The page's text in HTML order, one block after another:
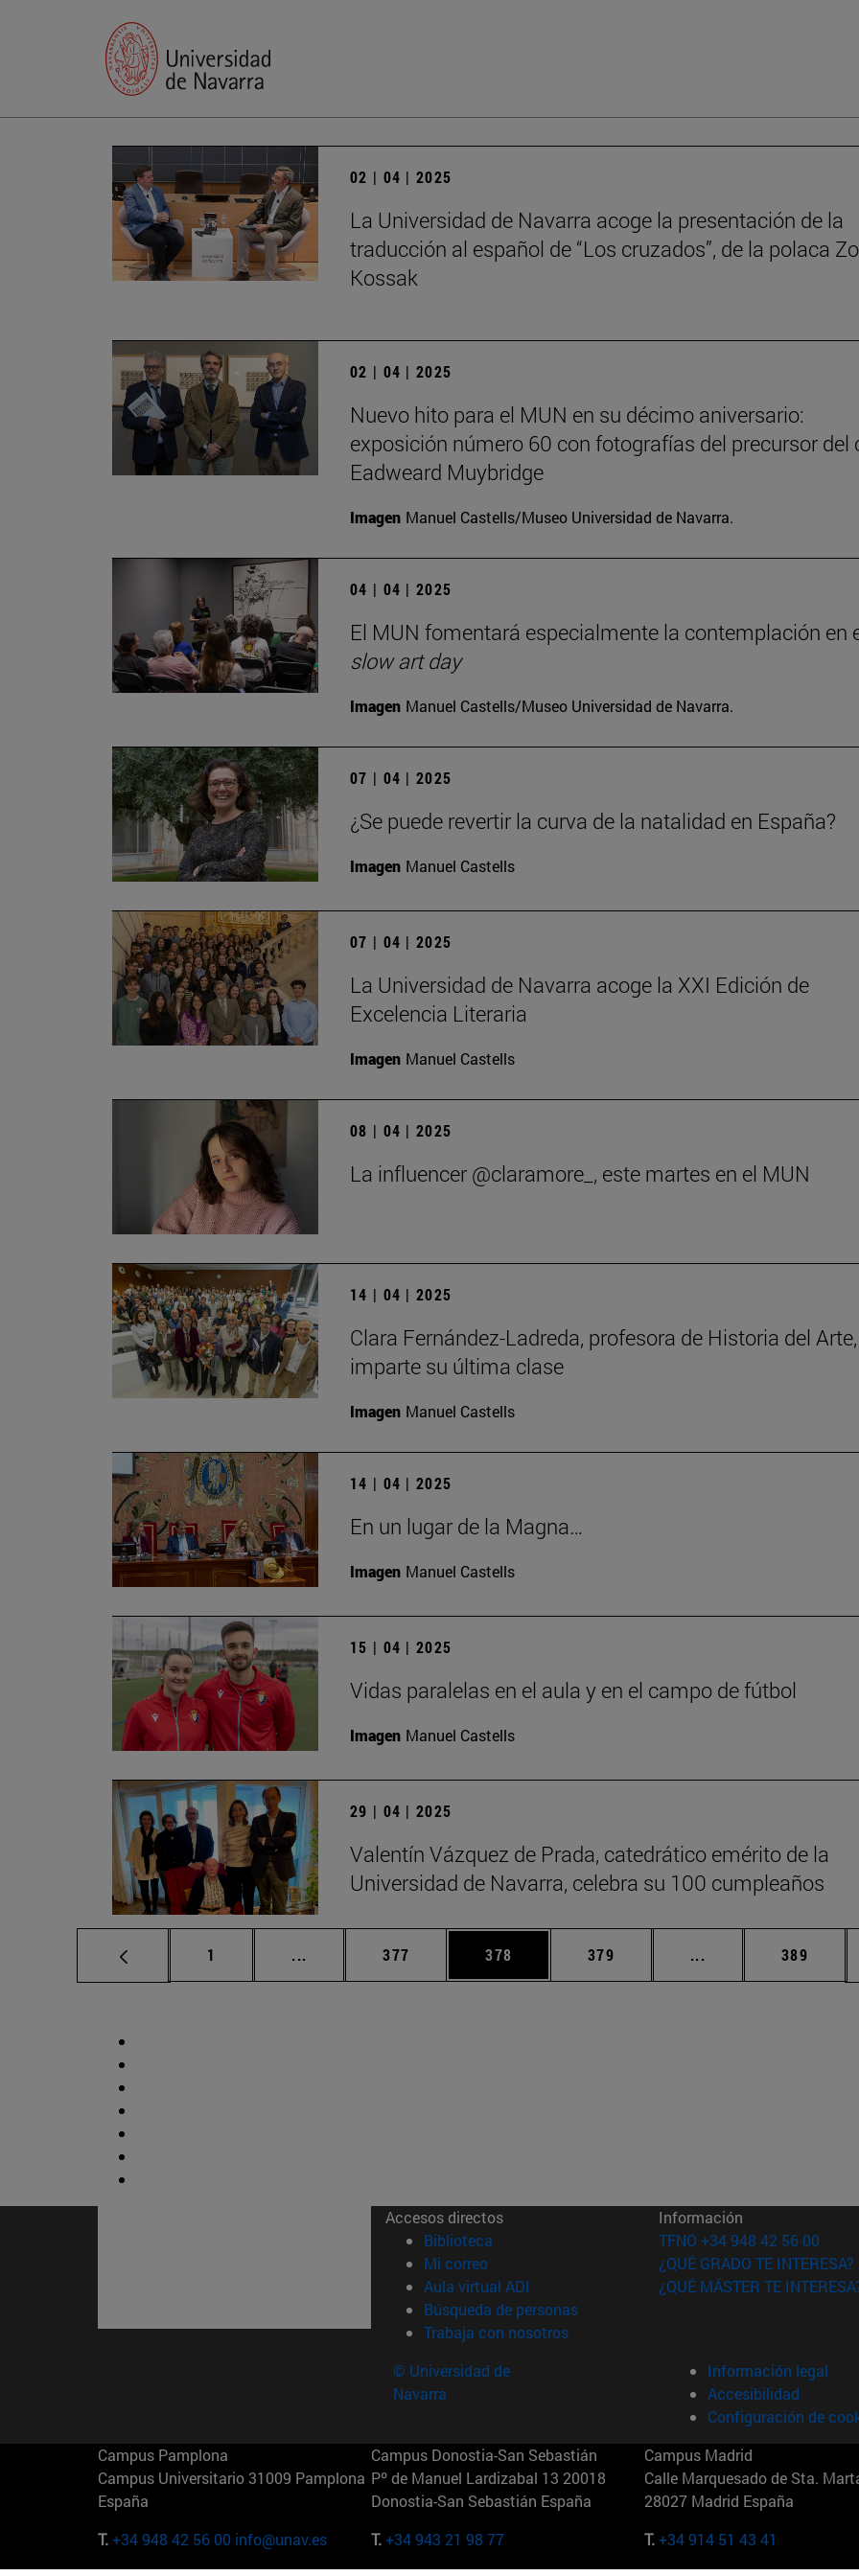
02 | 04 | 2025
La Universidad de Navarra acoge la presentación de la
traducción al español de “Los cruzados”, de la polaca
Kossak
02 | 04 | 2025
Nuevo hito para el MUN en su décimo aniversario:
exposición número 60 con fotografías del precursor del
Eadweard Muybridge
Imagen Manuel Castells/Museo Universidad de Navarra.
04 | 04 | 2025
El MUN fomentará especialmente la contemplación en
slow art day
Imagen Manuel Castells/Museo Universidad de Navarra.
07 | 04 | 2025
¿Se puede revertir la curva de la natalidad en España?
Imagen Manuel Castells
07 | 04 | 2025
La Universidad de Navarra acoge la XXI Edición de
Excelencia Literaria
Imagen Manuel Castells
08 | 04 | 2025
La influencer @claramore_, este martes en el MUN
14 | 04 | 2025
Clara Fernández-Ladreda, profesora de Historia del Arte,
imparte su última clase
Imagen Manuel Castells
14 | 04 | 2025
En un lugar de la Magna…
Imagen Manuel Castells
15 | 04 | 2025
Vidas paralelas en el aula y en el campo de fútbol
Imagen Manuel Castells
29 | 04 | 2025
Valentín Vázquez de Prada, catedrático emérito de la
Universidad de Navarra, celebra su 100 cumpleaños
Página
1 ... Páginas intermedias Use TAB para desplazarse.
Página
377 Página
378 Página
379 ... Páginas intermedias
Página
389
Accesos directos
Biblioteca (abre en nueva ventana)
Mi correo(abre en nueva ventana)
Aula virtual ADI (abre en nueva ventana)
Búsqueda de personas(abre en nueva ventana)
Trabaja con nosotros(abre en nueva ventana)
Información
TFNO +34 948 42 56 00
¿QUÉ GRADO TE INTERESA?
¿QUÉ MÁSTER TE
© Universidad de
Navarra
Información legal
Accesibilidad
Configuración de
Campus Pamplona
Campus Universitario 31009 Pamplona
España
T.+34 948 42 56 00 info@unav.es
Campus Donostia-San Sebastián
Pº de Manuel Lardizabal 13 20018
Donostia-San Sebastián España
T.+34 943 21 98 77
Campus Madrid
Calle Marquesado de Sta.
28027 Madrid España
T.+34 914 51 43 41